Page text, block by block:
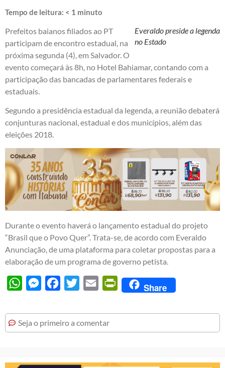
Tempo de leitura: < 1 minuto
Everaldo preside a legenda
no Estado
Prefeitos baianos filiados ao PT
participam de encontro estadual, na
próxima segunda (4), em Salvador. O
evento começará às 8h, no Hotel Bahiamar, contando com a
participação das bancadas de parlamentares federais e
estaduais.
Segundo a presidência estadual da legenda, a reunião debaterá
conjunturas nacional, estadual e dos municípios, além das
eleições 2018.
Durante o evento haverá o lançamento estadual do projeto
“Brasil que o Povo Quer”. Trata-se, de acordo com Everaldo
Anunciação, de uma plataforma para coletar propostas para a
elaboração de um programa de governo petista.
WhatsAppMessengerFacebook
Twitter Email PrintFriendly
Share
Seja o primeiro a comentar